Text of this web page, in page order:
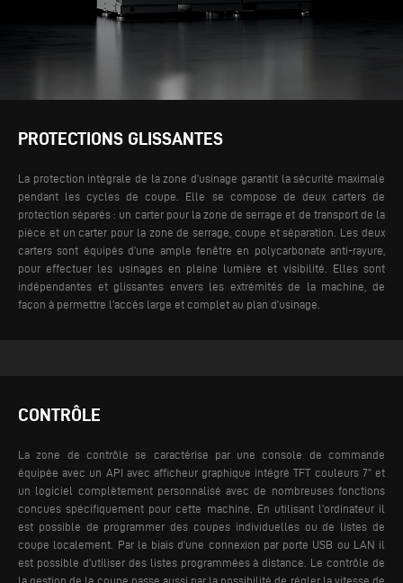
PROTECTIONS GLISSANTES
La protection intégrale de la zone d’usinage garantit la sécurité maximale
pendant les cycles de coupe. Elle se compose de deux carters de
protection séparés : un carter pour la zone de serrage et de transport de la
pièce et un carter pour la zone de serrage, coupe et séparation. Les deux
carters sont équipés d’une ample fenêtre en polycarbonate anti-rayure,
pour effectuer les usinages en pleine lumière et visibilité.
Elles sont
indépendantes et glissantes envers les extrémités de la machine, de
façon à permettre l’accès large et complet au plan d’usinage.
CONTRÔLE
La zone de contrôle se caractérise par une console de commande
équipée avec un API avec afficheur graphique intégré TFT couleurs 7” et
un logiciel complètement personnalisé avec de nombreuses fonctions
conçues spécifiquement pour cette machine. En utilisant l’ordinateur il
est possible de programmer des coupes individuelles ou de listes de
coupe localement. Par le biais d’une connexion par porte USB ou LAN il
est possible d’utiliser des listes programmées à distance.
Le contrôle de
la gestion de la coupe passe aussi par la possibilité de régler la vitesse de